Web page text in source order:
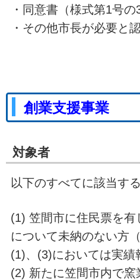
・同意書（様式第1号の3
・その他市長が必要と
創業支援事業
対象者
以下のすべてに該当す
(1) 笠間市に住民票を
について未納のない方
(1)、(3)においては実績
(2) 新たに笠間市内で窯